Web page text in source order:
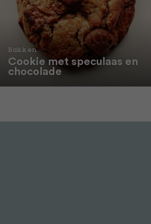
Bakken
Cookie met speculaas en
chocolade